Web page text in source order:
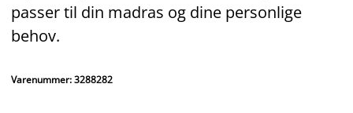
passer til din madras og dine personlige
behov.
Varenummer: 3288282